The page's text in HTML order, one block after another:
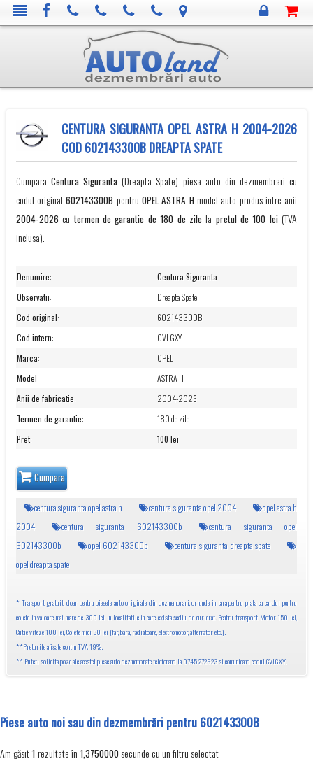
CENTURA SIGURANTA OPEL ASTRA H 2004-2026
COD 602143300B DREAPTA SPATE
Cumpara Centura Siguranta (Dreapta Spate) piesa auto din dezmembrari cu
codul original602143300B pentruOPEL ASTRA Hmodel auto produs intre anii
2004-2026 cutermen de garantie de 180 de zile la pretul de 100 lei(TVA
inclusa).
Denumire:
Centura Siguranta
Observatii:
Dreapta Spate
Cod original:
602143300B
Cod intern:
CVLGXY
Marca:
OPEL
Model:
ASTRA H
Anii de fabricatie:
2004-2026
Termen de garantie:
180 de zile
Pret: 100 lei
Cumpara
centura siguranta opel astra h centura siguranta opel 2004
opel astra h
2004
centura siguranta 602143300b
centura siguranta opel
602143300b
opel 602143300b
centura siguranta dreapta spate
opel dreapta spate
* Transport gratuit, doar pentru piesele auto originale din dezmembrari, oriunde in tara pentru plata cu cardul pentru
colete in valoare mai mare de 300 lei in localitatile in care exista sediu de curierat. Pentru transport Motor 150 lei,
Cutie viteze 100 lei, Colete mici 30 lei (far, bara, radiatoare, electromotor, alternator etc.).
**Preturile afisate contin TVA 19%.
** Puteti solicita poze ale acestei piese auto dezmembrate telefonand la 0745 272623 si comunicand codul CVLGXY.
Piese auto noi sau din dezmembrări pentru 602143300B
Am găsit1 rezultate în 1,3750000secunde cu un filtru selectat